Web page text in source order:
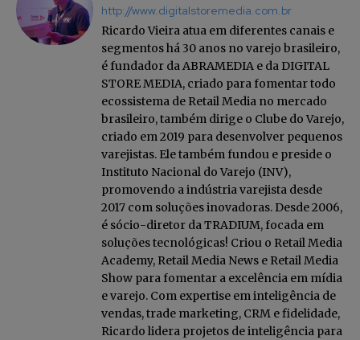
http://www.digitalstoremedia.com.br
Ricardo Vieira atua em diferentes canais e
segmentos há 30 anos no varejo brasileiro,
é fundador da ABRAMEDIA e da DIGITAL
STORE MEDIA, criado para fomentar todo
ecossistema de Retail Media no mercado
brasileiro, também dirige o Clube do Varejo,
criado em 2019 para desenvolver pequenos
varejistas. Ele também fundou e preside o
Instituto Nacional do Varejo (INV),
promovendo a indústria varejista desde
2017 com soluções inovadoras. Desde 2006,
é sócio-diretor da TRADIUM, focada em
soluções tecnológicas! Criou o Retail Media
Academy, Retail Media News e Retail Media
Show para fomentar a excelência em mídia
e varejo. Com expertise em inteligência de
vendas, trade marketing, CRM e fidelidade,
Ricardo lidera projetos de inteligência para